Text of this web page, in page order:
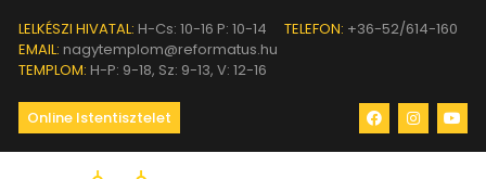
LELKÉSZI HIVATAL: H-Cs: 10-16 P: 10-14 TELEFON: +36-52/614-160
EMAIL: nagytemplom@reformatus.hu
TEMPLOM: H-P: 9-18, Sz: 9-13, V: 12-16
Online Istentisztelet